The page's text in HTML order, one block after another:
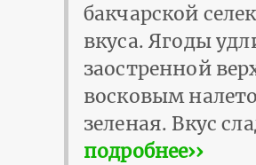
бакчарской
вкуса. Ягоды
заостренной
восковым
зеленая. Вкус
подробнее››